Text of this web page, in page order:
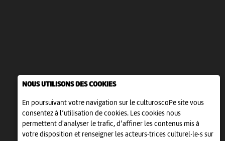
NOUS UTILISONS DES COOKIES
En poursuivant votre navigation sur le culturoscoPe site vous
consentez à l’utilisation de cookies. Les cookies nous
permettent d'analyser le trafic, d’affiner les contenus mis à
votre disposition et renseigner les acteurs·trices culturel·le·s sur